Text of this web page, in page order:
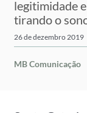
legitimidade
tirando o
26 de dezembro 2019
MB Comunicação